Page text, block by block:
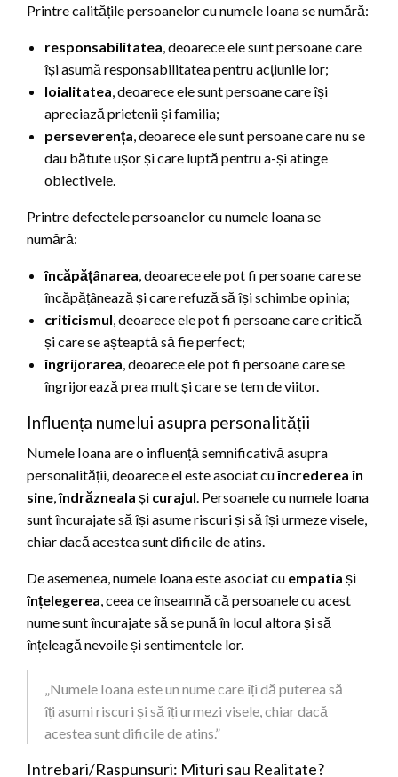
Printre calitățile persoanelor cu numele Ioana se numără:
responsabilitatea, deoarece ele sunt persoane care
își asumă responsabilitatea pentru acțiunile lor;
loialitatea, deoarece ele sunt persoane care își
apreciază prietenii și familia;
perseverența, deoarece ele sunt persoane care nu se
dau bătute ușor și care luptă pentru a-și atinge
obiectivele.
Printre defectele persoanelor cu numele Ioana se
numără:
încăpățânarea, deoarece ele pot fi persoane care se
încăpățânează și care refuză să își schimbe opinia;
criticismul, deoarece ele pot fi persoane care critică
și care se așteaptă să fie perfect;
îngrijorarea, deoarece ele pot fi persoane care se
îngrijorează prea mult și care se tem de viitor.
Influența numelui asupra personalității
Numele Ioana are o influență semnificativă asupra
personalității, deoarece el este asociat cuîncrederea în
sine,îndrăzneala și curajul. Persoanele cu numele Ioana
sunt încurajate să își asume riscuri și să își urmeze visele,
chiar dacă acestea sunt dificile de atins.
De asemenea, numele Ioana este asociat cu empatia și
înțelegerea, ceea ce înseamnă că persoanele cu acest
nume sunt încurajate să se pună în locul altora și să
înțeleagă nevoile și sentimentele lor.
„Numele Ioana este un nume care îți dă puterea să
îți asumi riscuri și să îți urmezi visele, chiar dacă
acestea sunt dificile de atins.”
Intrebari/Raspunsuri: Mituri sau Realitate?